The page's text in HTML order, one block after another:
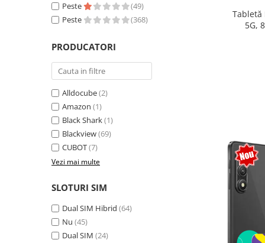
TV si Proiectoare Smart
Camere auto, home si sport
Camere auto DVR
Oglinzi auto smart cu camera
Camere Supraveghere
Mini Video Camera
Accesorii Camere Supraveghere
Casti Wireless
Casti cu Fir
Casti Profesionale
Ceasuri si Inele smart, bratari
Peste
(49)
Peste
(368)
PRODUCATORI
Alldocube(2)
Amazon (1)
Black Shark(1)
Blackview(69)
CUBOT(7)
Vezi mai multe
SLOTURI SIM
Dual SIM Hibrid (64)
Nu (45)
Dual SIM (24)
Tabletă
5G,